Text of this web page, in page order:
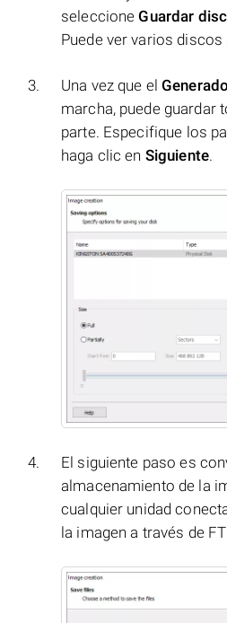
seleccioneGuardar
Puede ver varios discos
Una vez que el
marcha, puede guardar
parte. Especifique los
haga clic en Siguiente.
El siguiente paso es
almacenamiento de la
cualquier unidad
la imagen a través de